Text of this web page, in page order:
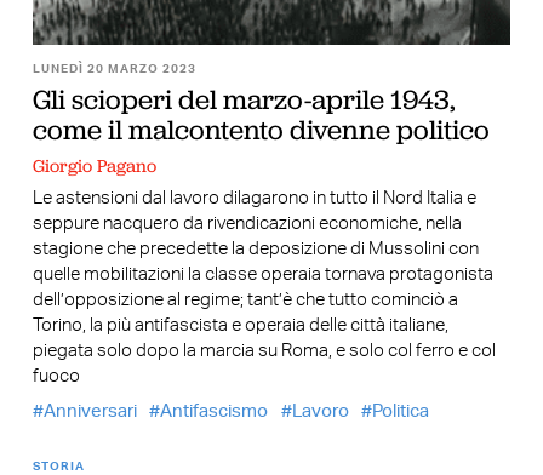
LUNEDÌ 20 MARZO 2023
Gli scioperi del marzo-aprile 1943,
come il malcontento divenne politico
Giorgio Pagano
Le astensioni dal lavoro dilagarono in tutto il Nord Italia e
seppure nacquero da rivendicazioni economiche, nella
stagione che precedette la deposizione di Mussolini con
quelle mobilitazioni la classe operaia tornava protagonista
dell’opposizione al regime; tant’è che tutto cominciò a
Torino, la più antifascista e operaia delle città italiane,
piegata solo dopo la marcia su Roma, e solo col ferro e col
fuoco
Anniversari
Antifascismo Lavoro Politica
STORIA